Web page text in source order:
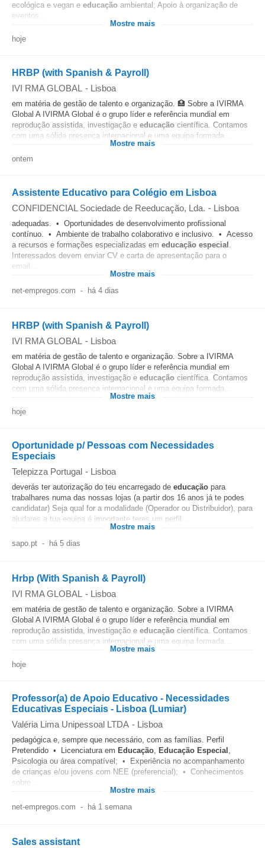
ecológica e vegan e educação ambiental; Apoio à organização de
eventos...
Mostre mais
hoje
HRBP (with Spanish & Payroll)
IVI RMA GLOBAL - Lisboa
em matéria de gestão de talento e organização. 🏥 Sobre a IVIRMA
Global A IVIRMA Global é o grupo líder e referência mundial em
reprodução assistida, investigação e educação científica. Contamos
com uma sólida presença internacional e uma equipa formada...
Mostre mais
ontem
Assistente Educativo para Colégio em Lisboa
CONFIDENCIAL Sociedade de Reeducação, Lda. - Lisboa
adequadas. • Oportunidades de desenvolvimento profissional
contínuo. • Ambiente de trabalho colaborativo e inclusivo. • Acesso
a recursos e formações especializadas em educação especial .
Interessados devem enviar CV e carta de apresentação para o
email...
Mostre mais
net-empregos.com - há 4 dias
HRBP (with Spanish & Payroll)
IVI RMA GLOBAL - Lisboa
em matéria de gestão de talento e organização. Sobre a IVIRMA
Global A IVIRMA Global é o grupo líder e referência mundial em
reprodução assistida, investigação e educação científica. Contamos
com uma sólida presença internacional e uma equipa formada...
Mostre mais
hoje
Oportunidade p/ Pessoas com Necessidades
Especiais
Telepizza Portugal - Lisboa
deverás ter autorização do teu encarregado de educação para
trabalhares numa das nossas lojas (a partir dos 16 anos já te podes
candidatar) Seja qual for a modalidade (Operador ou Distribuidor), para
ajudares a tua equipa é importante teres um perfil...
Mostre mais
sapo.pt - há 5 dias
Hrbp (With Spanish & Payroll)
IVI RMA GLOBAL - Lisboa
em matéria de gestão de talento e organização. Sobre a IVIRMA
Global A IVIRMA Global é o grupo líder e referência mundial em
reprodução assistida, investigação e educação científica. Contamos
com uma sólida presença internacional e uma equipa formada...
Mostre mais
hoje
Professor(a) de Apoio Educativo - Necessidades
Educativas Especiais - Lisboa (Lumiar)
Valéria Lima Unipessoal LTDA - Lisboa
pedagógica e, sempre que necessário, com as famílias. Perfil
Pretendido • Licenciatura em Educação, Educação Especial ,
Psicologia ou área compatível; • Experiência no acompanhamento
de crianças e/ou jovens com NEE (preferencial); • Conhecimentos
sobre...
Mostre mais
net-empregos.com - há 1 semana
Sales assistant